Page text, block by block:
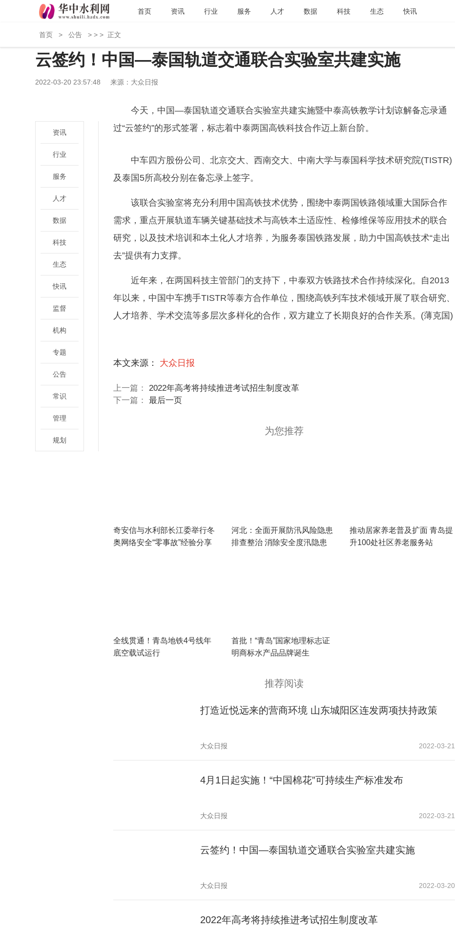
首页 资讯 行业 服务 人才 数据 科技 生态 快讯
首页 > 公告 > > > 正文
云签约！中国—泰国轨道交通联合实验室共建实施
2022-03-20 23:57:48 来源：大众日报
资讯
行业
服务
人才
数据
科技
生态
快讯
监督
机构
专题
公告
常识
管理
规划
今天，中国—泰国轨道交通联合实验室共建实施暨中泰高铁教学计划谅解备忘录通
过“云签约”的形式签署，标志着中泰两国高铁科技合作迈上新台阶。
中车四方股份公司、北京交大、西南交大、中南大学与泰国科学技术研究院(TISTR)
及泰国5所高校分别在备忘录上签字。
该联合实验室将充分利用中国高铁技术优势，围绕中泰两国铁路领域重大国际合作
需求，重点开展轨道车辆关键基础技术与高铁本土适应性、检修维保等应用技术的联合
研究，以及技术培训和本土化人才培养，为服务泰国铁路发展，助力中国高铁技术“走出
去”提供有力支撑。
近年来，在两国科技主管部门的支持下，中泰双方铁路技术合作持续深化。自2013
年以来，中国中车携手TISTR等泰方合作单位，围绕高铁列车技术领域开展了联合研究、
人才培养、学术交流等多层次多样化的合作，双方建立了长期良好的合作关系。(薄克国)
本文来源： 大众日报
上一篇： 2022年高考将持续推进考试招生制度改革
下一篇： 最后一页
为您推荐
奇安信与水利部长江委举行冬
奥网络安全“零事故”经验分享
河北：全面开展防汛风险隐患
排查整治 消除安全度汛隐患
推动居家养老普及扩面 青岛提
升100处社区养老服务站
全线贯通！青岛地铁4号线年
底空载试运行
首批！“青岛”国家地理标志证
明商标水产品品牌诞生
推荐阅读
打造近悦远来的营商环境 山东城阳区连发两项扶持政策
大众日报 2022-03-21
4月1日起实施！“中国棉花”可持续生产标准发布
大众日报 2022-03-21
云签约！中国—泰国轨道交通联合实验室共建实施
大众日报 2022-03-20
2022年高考将持续推进考试招生制度改革